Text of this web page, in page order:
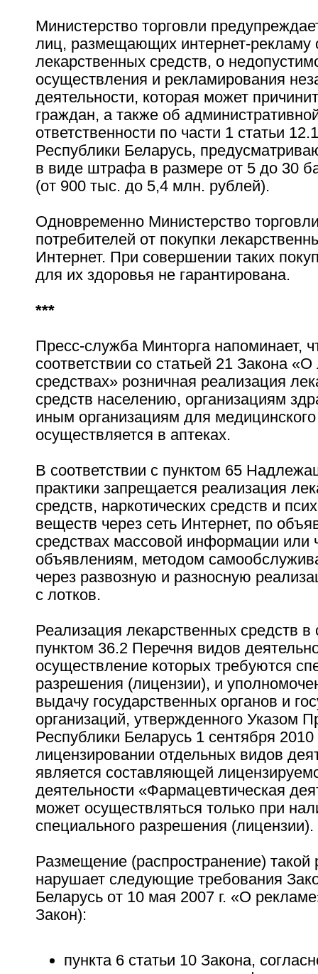
Министерство торговли
лиц, размещающих интернет-рекламу
лекарственных средств, о
осуществления и рекламирования
деятельности, которая может
граждан, а также об
ответственности по части 1 статьи
Республики Беларусь,
в виде штрафа в размере от 5 до 30
(от 900 тыс. до 5,4 млн. рублей).
Одновременно Министерство
потребителей от покупки
Интернет. При совершении таких
для их здоровья не гарантирована.
***
Пресс-служба Минторга напоминает,
соответствии со статьей 21 Закона
средствах» розничная реализация
средств населению, организациям
иным организациям для
осуществляется в аптеках.
В соответствии с пунктом 65
практики запрещается реализация
средств, наркотических средств и
веществ через сеть Интернет, по
средствах массовой информации или
объявлениям, методом
через развозную и разносную
с лотков.
Реализация лекарственных средств в
пунктом 36.2 Перечня видов
осуществление которых требуются
разрешения (лицензии), и
выдачу государственных органов и
организаций, утвержденного Указом
Республики Беларусь 1 сентября
лицензировании отдельных видов
является составляющей
деятельности «Фармацевтическая
может осуществляться только при
специального разрешения (лицензии).
Размещение (распространение)
нарушает следующие требования
Беларусь от 10 мая 2007 г. «О
Закон):
пункта 6 статьи 10 Закона,